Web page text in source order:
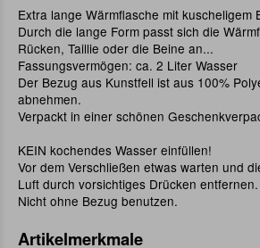
Extra lange Wärmflasche mit kuscheligem
Durch die lange Form passt sich die
Rücken, Taillie oder die Beine an...
Fassungsvermögen: ca. 2 Liter Wasser
Der Bezug aus Kunstfell ist aus 100%
abnehmen.
Verpackt in einer schönen
KEIN kochendes Wasser einfüllen!
Vor dem Verschließen etwas warten und
Luft durch vorsichtiges Drücken
Nicht ohne Bezug benutzen.
Artikelmerkmale